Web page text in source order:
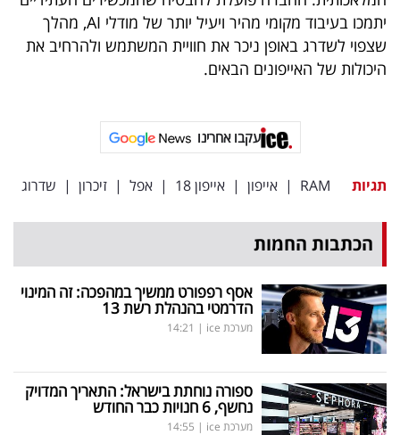
פרסמו
באייס
עקבו
יתמכו בעיבוד מקומי מהיר ויעיל יותר של מודלי AI, מהלך
שצפוי לשדרג באופן ניכר את חוויית המשתמש ולהרחיב את
היכולות של האייפונים הבאים.
עקבו אחרינו
תגיות RAM
| אייפון | אייפון 18 | אפל | זיכרון | שדרוג
הכתבות החמות
אסף רפפורט ממשיך במהפכה: זה המינוי
הדרמטי בהנהלת רשת 13
מערכת ice |
14:21
ספורה נוחתת בישראל: התאריך המדויק
נחשף, 6 חנויות כבר החודש
מערכת ice |
14:55